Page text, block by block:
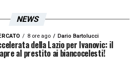
NEWS
8 ore ago Dario Bartolucci
della Lazio per Ivanovic: il
al prestito ai biancocelesti!